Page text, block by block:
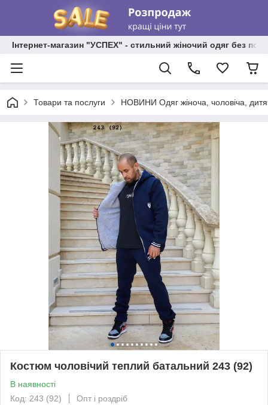
Інтернет-магазин "УСПЕХ" - стильний жіночий одяг без
Товари та послуги НОВИНИ Одяг жіноча, чоловіча,
Костюм чоловічий теплий батальний 243 (92)
В наявності
Код: 243 (92)
Опт і роздріб